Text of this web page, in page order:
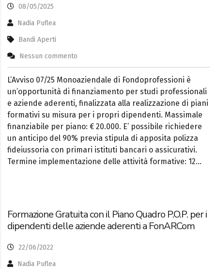
08/05/2025
Nadia Puflea
Bandi Aperti
Nessun commento
L’Avviso 07/25 Monoaziendale di Fondoprofessioni è
un’opportunità di finanziamento per studi professionali
e aziende aderenti, finalizzata alla realizzazione di piani
formativi su misura per i propri dipendenti. Massimale
finanziabile per piano: € 20.000. E’ possibile richiedere
un anticipo del 90% previa stipula di apposita polizza
fideiussoria con primari istituti bancari o assicurativi.
Termine implementazione delle attività formative: 12…
Formazione Gratuita con il Piano Quadro P.O.P. per i
dipendenti delle aziende aderenti a FonARCom
22/06/2022
Nadia Puflea